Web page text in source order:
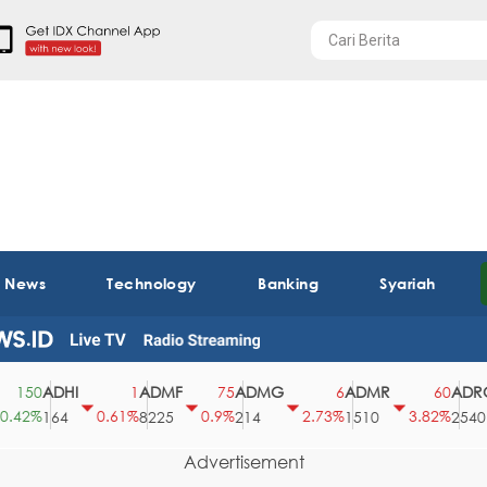
Technology Banking Syariah
ADHI
164
0.61%
ADMF
8225
0.9%
ADMG
214
2.73%
ADMR
1510
3.82%
ADRO
2540
Advertisement